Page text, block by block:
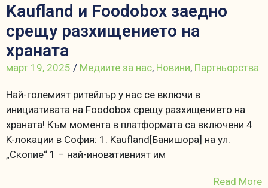
Kaufland и Foodobox заедно
срещу разхищението на
храната
март 19, 2025 / Медиите за нас, Новини, Партньорства
Най-големият ритейлър у нас се включи в
инициативата на Foodobox срещу разхищението на
храната! Към момента в платформата са включени 4
K-локации в София: 1. Kaufland[Банишора] на ул.
„Скопие“ 1 – най-иновативният им
Read More